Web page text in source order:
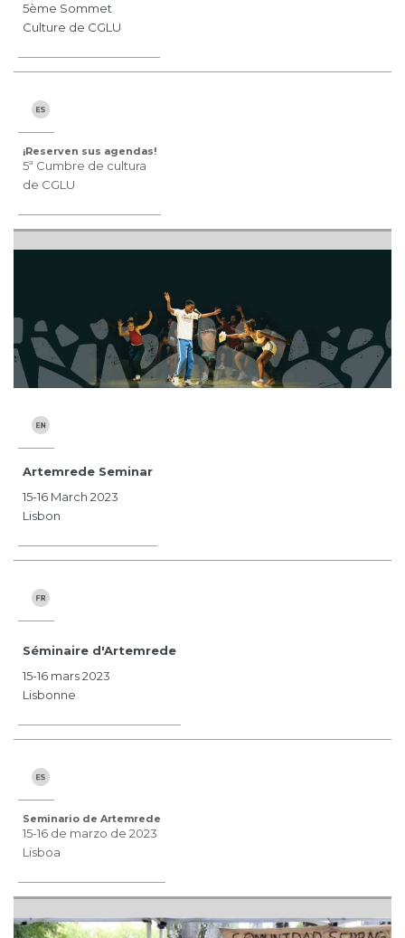
5ème Sommet
Culture de CGLU
¡Reserven sus agendas!
5ª Cumbre de cultura
de CGLU
Artemrede Seminar
15-16 March 2023
Lisbon
Séminaire d'Artemrede
15-16 mars 2023
Lisbonne
Seminario de Artemrede
15-16 de marzo de 2023
Lisboa